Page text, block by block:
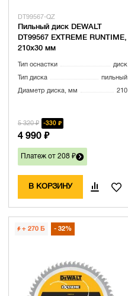
DT99567-QZ
Пильный диск DEWALT
DT99567 EXTREME RUNTIME,
210х30 мм
Тип оснастки диск
Тип диска пильный
Диаметр диска, мм 210
5 320 ₽ 330 ₽
4 990 ₽
Платеж от 208 ₽
В КОРЗИНУ
+ 270 Б 32%